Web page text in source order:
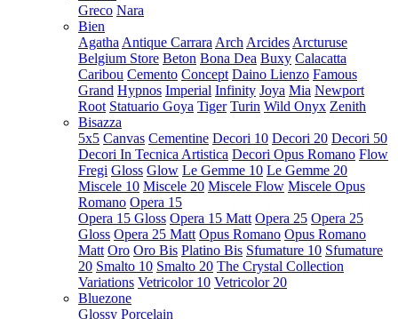
Greco Nara
Bien
Agatha Antique Carrara Arch Arcides Arcturuse
Belgium Store Beton Bona Dea Buxy Calacatta
Caribou Cemento Concept Daino Lienzo Famous
Grand Hypnos Imperial Infinity Joya Mia Newport
Root Statuario Goya Tiger Turin Wild Onyx Zenith
Bisazza
5x5 Canvas Cementine Decori 10 Decori 20 Decori 50
Decori In Tecnica Artistica Decori Opus Romano Flow
Fregi Gloss Glow Le Gemme 10 Le Gemme 20
Miscele 10 Miscele 20 Miscele Flow Miscele Opus
Romano Opera 15
Opera 15 Gloss Opera 15 Matt Opera 25 Opera 25
Gloss Opera 25 Matt Opus Romano Opus Romano
Matt Oro Oro Bis Platino Bis Sfumature 10 Sfumature
20 Smalto 10 Smalto 20 The Crystal Collection
Variations Vetricolor 10 Vetricolor 20
Bluezone
Glossy Porcelain